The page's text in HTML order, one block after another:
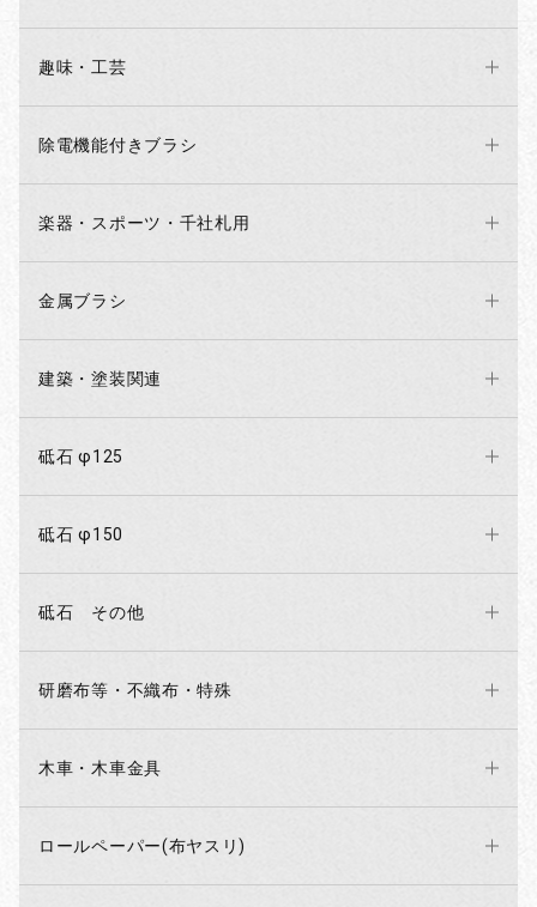
趣味・工芸
除電機能付きブラシ
楽器・スポーツ・千社札用
金属ブラシ
建築・塗装関連
砥石 φ125
砥石 φ150
砥石 その他
研磨布等・不織布・特殊
木車・木車金具
ロールペーパー(布ヤスリ)